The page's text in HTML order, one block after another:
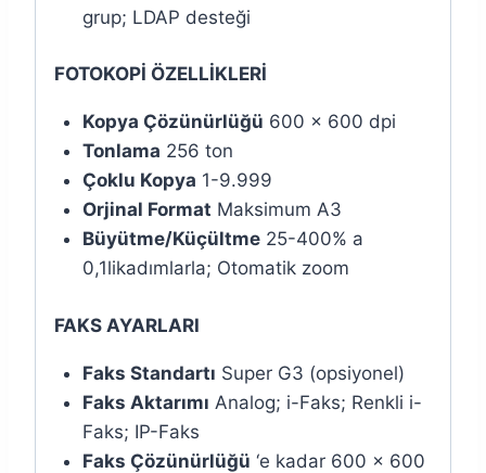
grup; LDAP desteği
FOTOKOPİ ÖZELLİKLERİ
Kopya Çözünürlüğü 600 x 600 dpi
Tonlama 256 ton
Çoklu Kopya 1-9.999
Orjinal Format Maksimum A3
Büyütme/Küçültme25-400% a
0,1likadımlarla; Otomatik zoom
FAKS AYARLARI
Faks Standartı Super G3 (opsiyonel)
Faks Aktarımı Analog; i-Faks; Renkli i-
Faks; IP-Faks
Faks Çözünürlüğü ‘e kadar 600 x 600